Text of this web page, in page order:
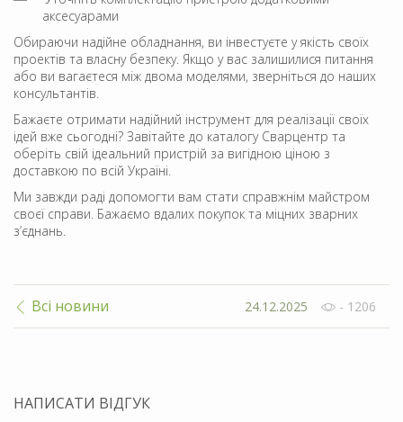
аксесуарами
Обираючи надійне обладнання, ви інвестуєте у якість своїх
проектів та власну безпеку. Якщо у вас залишилися питання
або ви вагаєтеся між двома моделями, зверніться до наших
консультантів.
Бажаєте отримати надійний інструмент для реалізації своїх
ідей вже сьогодні? Завітайте до каталогу Сварцентр та
оберіть свій ідеальний пристрій за вигідною ціною з
доставкою по всій Україні.
Ми завжди раді допомогти вам стати справжнім майстром
своєї справи. Бажаємо вдалих покупок та міцних зварних
з’єднань.
Всі новини 24.12.2025 - 1206
НАПИСАТИ ВІДГУК